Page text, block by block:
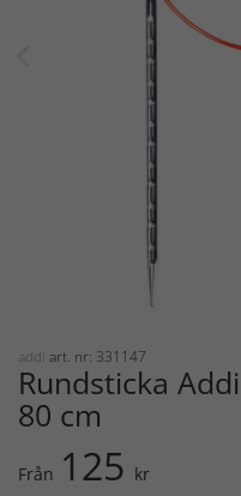
addi art. nr: 331147
Rundsticka
80 cm
Från 125 kr